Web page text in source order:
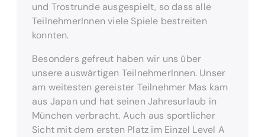
und Trostrunde ausgespielt, so dass alle
TeilnehmerInnen viele Spiele bestreiten
konnten.
Besonders gefreut haben wir uns über
unsere auswärtigen TeilnehmerInnen. Unser
am weitesten gereister Teilnehmer Mas kam
aus Japan und hat seinen Jahresurlaub in
München verbracht. Auch aus sportlicher
Sicht mit dem ersten Platz im Einzel Level A